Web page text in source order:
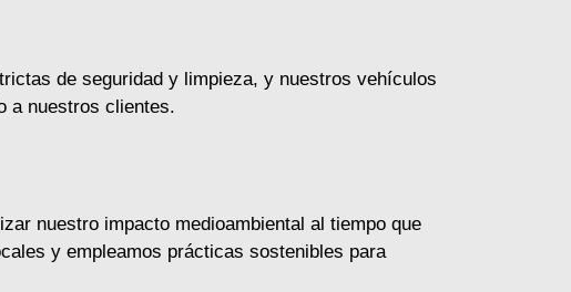
de seguridad y limpieza, y nuestros vehículos
a nuestros clientes.
nuestro impacto medioambiental al tiempo que
y empleamos prácticas sostenibles para